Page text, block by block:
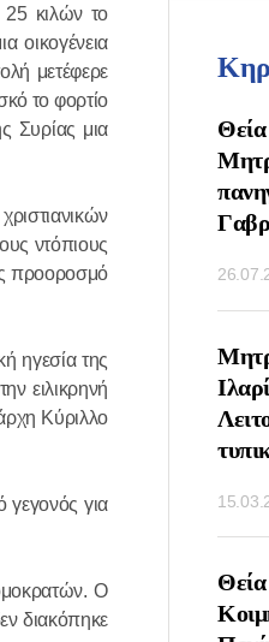
25 κιλών το
οικογένεια
μετέφερε
το φορτίο
Συρίας μια
ντόπιους
προοροσμό
ηγεσία της
ειλικρηνή
Κύριλλο
γεγονός για
Ο
διακόπηκε
ΤΗΝ
ΙΛΑΡΩΝΑ
ΤΗΣ
ΤΣΕΧΙΑΣ ΚΑΙ
ΤΗΝ
ΑΓΙΟΥ ΣΕΡΓΙΟΥ
ΑΠΟ ΤΟΝ
ΝΑΟ ΑΓΙΟΥ
ΣΤΗΝ
ΕΚΚΛΗΣΙΑ ΤΩΝ
Θεία